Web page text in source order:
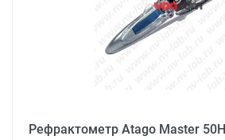
Рефрактометр Atago Master 50H